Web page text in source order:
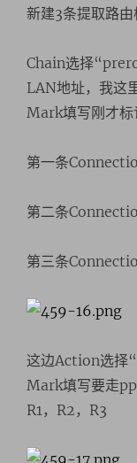
新建3条提取路
Chain选择
LAN地址，我这
Mark填写刚才标
第一条
第二条
第三条
这边Action选
Mark填写要走
R1，R2，R3